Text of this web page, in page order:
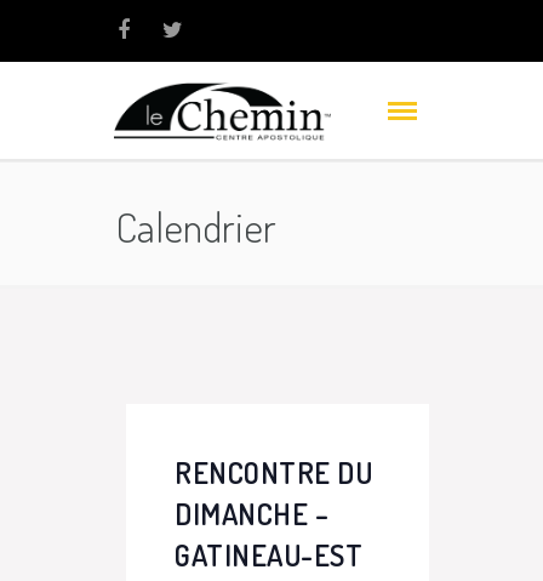
Calendrier
RENCONTRE DU
DIMANCHE –
GATINEAU-EST